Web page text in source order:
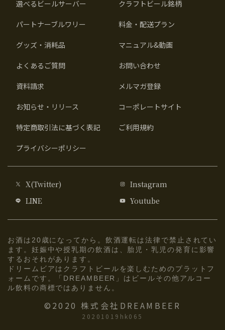
選べるビールサーバー クラフトビール銘柄
パートナーブルワリー 料金・配送プラン
グッズ・消耗品 マニュアル&動画
よくあるご質問 お問い合わせ
資料請求 メルマガ登録
お知らせ・リリース コーポレートサイト
特定商取引法に基づく表記 ご利用規約
プライバシーポリシー
X(Twitter)
Instagram
LINE
Youtube
お酒は20歳になってから。飲酒運転は法律で禁止されてい
ます。妊娠中や授乳期の飲酒は、胎児・乳児の発育に影響
するおそれがあります。
ドリームビアはクラフトビールを楽しむためのプラットフ
ォームです。「DREAMBEER」はビールその他アルコー
ル飲料の商標ではありません。
20201019hk065
©2020 株式会社DREAMBEER